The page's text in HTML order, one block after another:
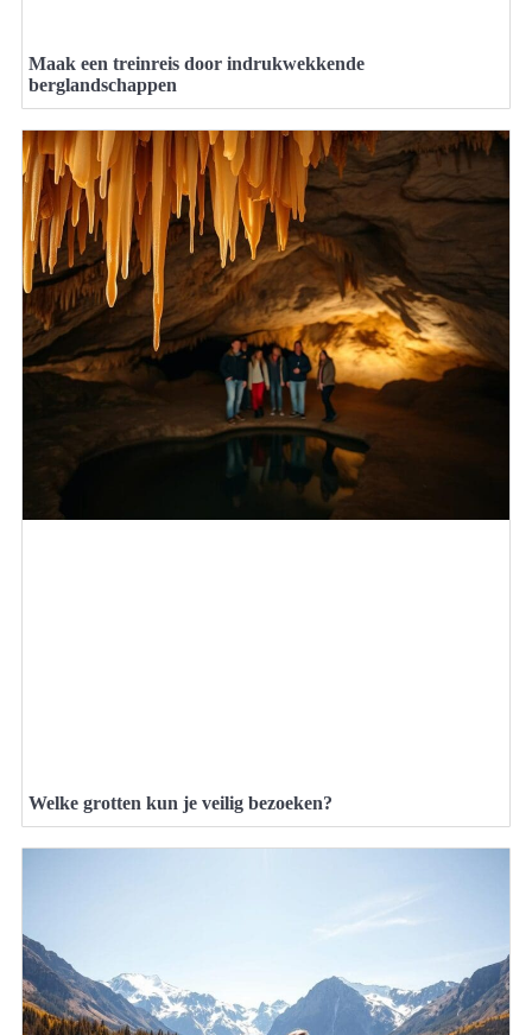
Maak een treinreis door indrukwekkende
berglandschappen
Welke grotten kun je veilig bezoeken?